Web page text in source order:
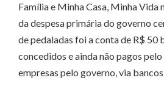
Família e Minha Casa, Minha Vida
da despesa primária do governo
de pedaladas foi a conta de R$ 50
concedidos e ainda não pagos
empresas pelo governo, via